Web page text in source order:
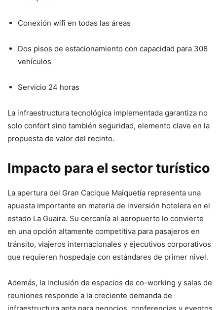
Conexión wifi en todas las áreas
Dos pisos de estacionamiento con capacidad para 308
vehículos
Servicio 24 horas
La infraestructura tecnológica implementada garantiza no
solo confort sino también seguridad, elemento clave en la
propuesta de valor del recinto.
Impacto para el sector turístico
La apertura del Gran Cacique Maiquetía representa una
apuesta importante en materia de inversión hotelera en el
estado La Guaira. Su cercanía al aeropuerto lo convierte
en una opción altamente competitiva para pasajeros en
tránsito, viajeros internacionales y ejecutivos corporativos
que requieren hospedaje con estándares de primer nivel.
Además, la inclusión de espacios de co-working y salas de
reuniones responde a la creciente demanda de
infraestructura apta para negocios, conferencias y eventos